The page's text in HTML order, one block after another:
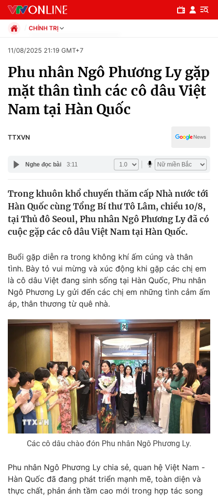
Chuyên mục
Chính trị
Thế giới
Tin tức
Thế giới đó đây
Câu chuyện quốc tế
Kinh tế
Tài chính
Thị trường
Góc doanh nghiệp
Dữ liệu và đời sống
Truyền hình
Hậu trường
Khán giả
Giải sao mai
Giải trí
Âm nhạc
Sao
Du lịch
Làm đẹp
Chất lượng cuộc sống
Giáo dục
Tuyển sinh
Học trực tuyến
Công nghệ
Hitech Công nghệ tương lai
Sản phẩm
Thị trường
Tư vấn
Lịch phát sóng
CHÍNH TRỊ
Xã hội
Pháp luật
Thể thao
Truyền hình
Văn hóa - Giải trí
Giáo dục
11/08/2025 21:19 GMT+7
Phu nhân Ngô Phương Ly gặp
mặt thân tình các cô dâu Việt
Nam tại Hàn Quốc
TTXVN
Nghe đọc bài 3:11
Trong khuôn khổ chuyến thăm cấp Nhà nước tới
Hàn Quốc cùng Tổng Bí thư Tô Lâm, chiều 10/8,
tại Thủ đô Seoul, Phu nhân Ngô Phương Ly đã có
cuộc gặp các cô dâu Việt Nam tại Hàn Quốc.
Buổi gặp diễn ra trong không khí ấm cúng và thân
tình. Bày tỏ vui mừng và xúc động khi gặp các chị em
là cô dâu Việt đang sinh sống tại Hàn Quốc, Phu nhân
Ngô Phương Ly gửi đến các chị em những tình cảm ấm
áp, thân thương từ quê nhà.
Các cô dâu chào đón Phu nhân Ngô Phương Ly.
Phu nhân Ngô Phương Ly chia sẻ, quan hệ Việt Nam -
Hàn Quốc đã đang phát triển mạnh mẽ, toàn diện và
thực chất, phản ánh tầm cao mới trong hợp tác song